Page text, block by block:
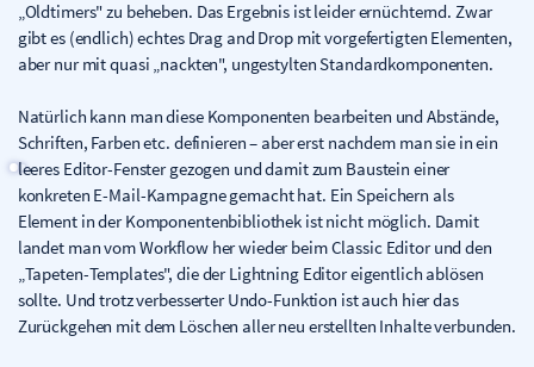
„Oldtimers" zu beheben. Das Ergebnis ist leider ernüchternd. Zwar
gibt es (endlich) echtes Drag and Drop mit vorgefertigten Elementen,
aber nur mit quasi „nackten", ungestylten Standardkomponenten.
Natürlich kann man diese Komponenten bearbeiten und Abstände,
Schriften, Farben etc. definieren – aber erst nachdem man sie in ein
leeres Editor-Fenster gezogen und damit zum Baustein einer
konkreten E-Mail-Kampagne gemacht hat. Ein Speichern als
Element in der Komponentenbibliothek ist nicht möglich. Damit
landet man vom Workflow her wieder beim Classic Editor und den
„Tapeten-Templates", die der Lightning Editor eigentlich ablösen
sollte. Und trotz verbesserter Undo-Funktion ist auch hier das
Zurückgehen mit dem Löschen aller neu erstellten Inhalte verbunden.